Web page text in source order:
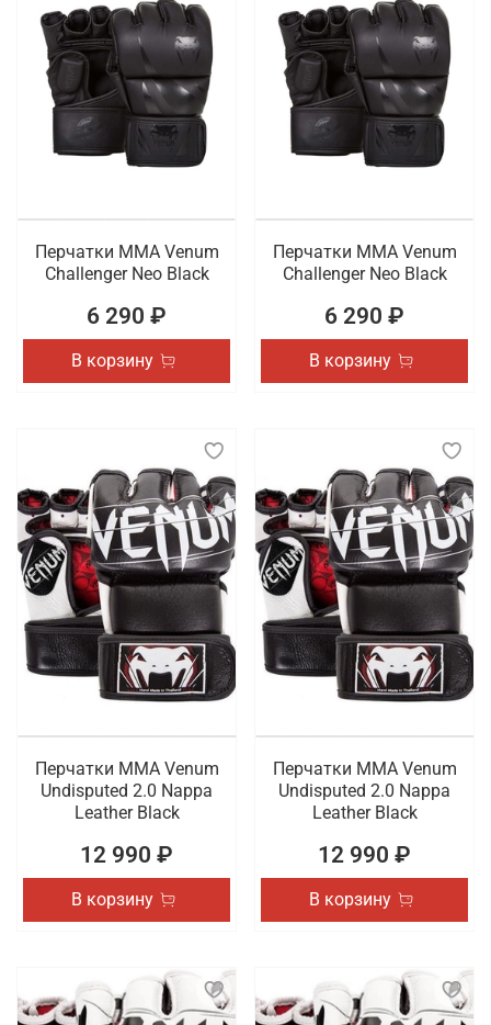
Перчатки ММА Venum
Challenger Neo Black
6 290 ₽
В корзину
Перчатки ММА Venum
Challenger Neo Black
6 290 ₽
В корзину
Перчатки ММА Venum
Undisputed 2.0 Nappa
Leather Black
12 990 ₽
В корзину
Перчатки ММА Venum
Undisputed 2.0 Nappa
Leather Black
12 990 ₽
В корзину